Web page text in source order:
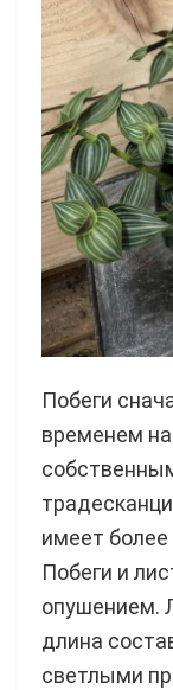
Побеги
временем
имеет
Побеги и
опушением.
длина
светлыми